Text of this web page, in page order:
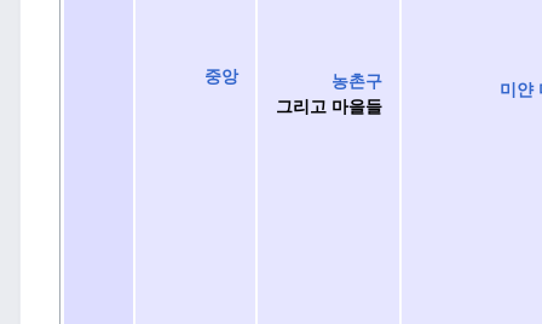
중앙
농촌구
그리고 마을들
미얀